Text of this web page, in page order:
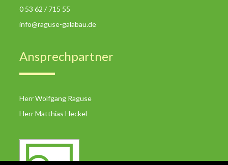
0 53 62 / 715 55
info@raguse-galabau.de
Ansprechpartner
Herr Wolfgang Raguse
Herr Matthias Heckel